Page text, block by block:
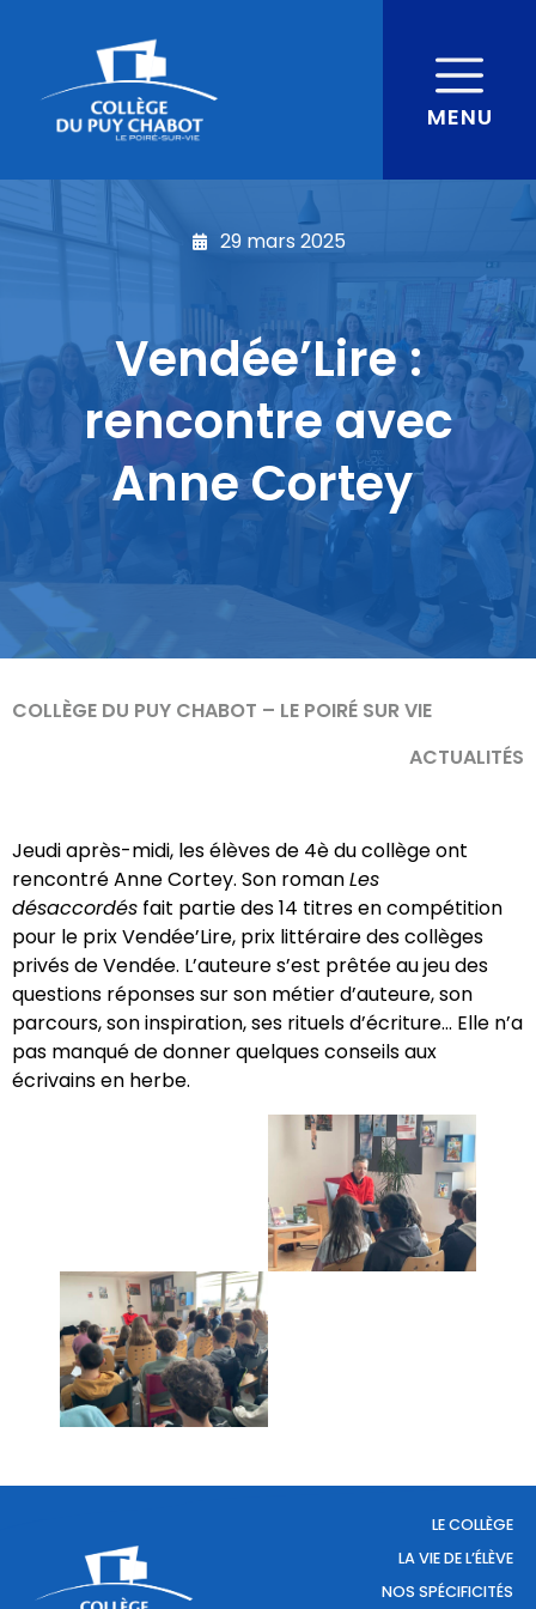
MENU
29 mars 2025
Vendée’Lire :
rencontre avec
Anne Cortey
COLLÈGE DU PUY CHABOT – LE POIRÉ SUR VIE
ACTUALITÉS
Jeudi après-midi, les élèves de 4è du collège ont
rencontré Anne Cortey. Son romanLes
désaccordés fait partie des 14 titres en compétition
pour le prix Vendée’Lire, prix littéraire des collèges
privés de Vendée. L’auteure s’est prêtée au jeu des
questions réponses sur son métier d’auteure, son
parcours, son inspiration, ses rituels d’écriture… Elle n’a
pas manqué de donner quelques conseils aux
écrivains en herbe.
LE COLLÈGE
LA VIE DE L’ÉLÈVE
NOS SPÉCIFICITÉS